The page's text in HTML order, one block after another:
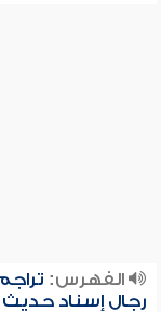
الفهرس:
رجال إسناد حديث